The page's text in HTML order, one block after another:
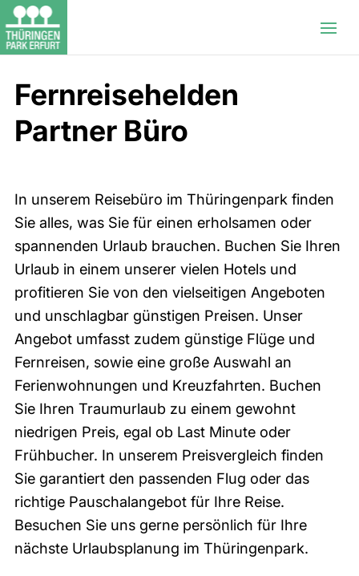
Fernreisehelden
Partner Büro
In unserem Reisebüro im Thüringenpark finden
Sie alles, was Sie für einen erholsamen oder
spannenden Urlaub brauchen. Buchen Sie Ihren
Urlaub in einem unserer vielen Hotels und
profitieren Sie von den vielseitigen Angeboten
und unschlagbar günstigen Preisen. Unser
Angebot umfasst zudem günstige Flüge und
Fernreisen, sowie eine große Auswahl an
Ferienwohnungen und Kreuzfahrten. Buchen
Sie Ihren Traumurlaub zu einem gewohnt
niedrigen Preis, egal ob Last Minute oder
Frühbucher. In unserem Preisvergleich finden
Sie garantiert den passenden Flug oder das
richtige Pauschalangebot für Ihre Reise.
Besuchen Sie uns gerne persönlich für Ihre
nächste Urlaubsplanung im Thüringenpark.